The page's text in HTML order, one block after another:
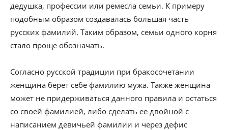
дедушка, профессии или ремесла семьи. К примеру
подобным образом создавалась большая часть
русских фамилий. Таким образом, семьи одного корня
стало проще обозначать.
Согласно русской традиции при бракосочетании
женщина берет себе фамилию мужа. Также женщина
может не придерживаться данного правила и остаться
со своей фамилией, либо сделать ее двойной с
написанием девичьей фамилии и через дефис